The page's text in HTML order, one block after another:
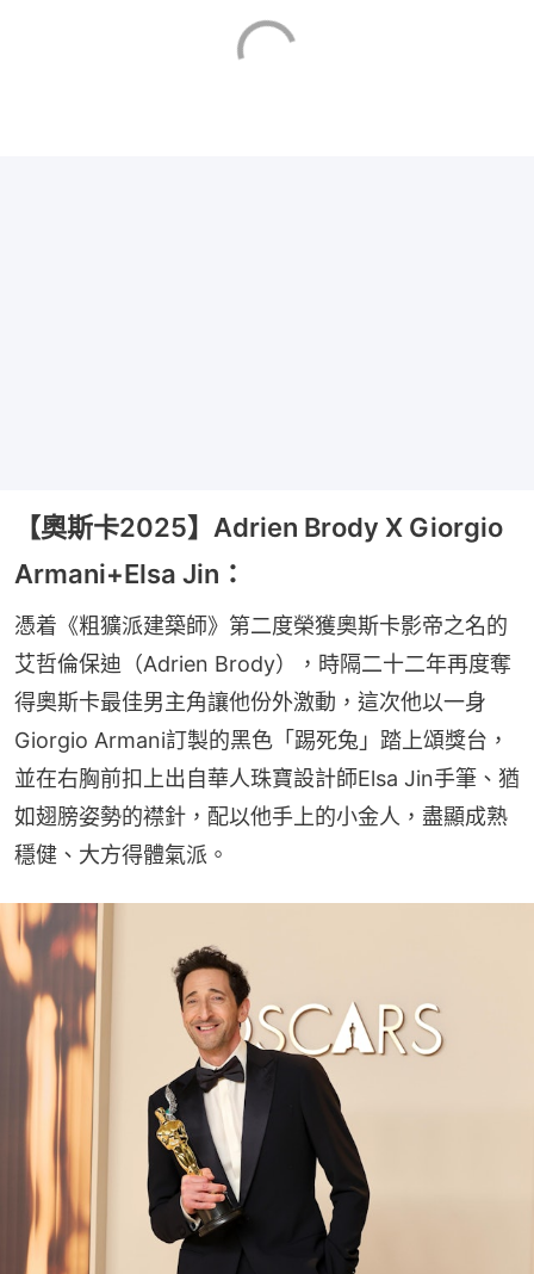
【奧斯卡2025】Adrien Brody X Giorgio
Armani+Elsa Jin：
憑着《粗獷派建築師》第二度榮獲奧斯卡影帝之名的
艾哲倫保迪（Adrien Brody），時隔二十二年再度奪
得奧斯卡最佳男主角讓他份外激動，這次他以一身
Giorgio Armani訂製的黑色「踢死兔」踏上頌獎台，
並在右胸前扣上出自華人珠寶設計師Elsa Jin手筆、猶
如翅膀姿勢的襟針，配以他手上的小金人，盡顯成熟
穩健、大方得體氣派。